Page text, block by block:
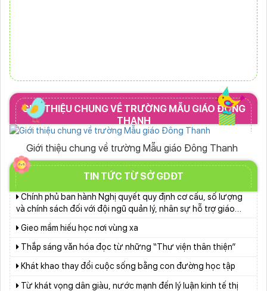
GIỚI THIỆU CHUNG VỀ TRƯỜNG MẪU GIÁO ĐÔNG
THANH
Giới thiệu chung về trường Mẫu giáo Đông Thanh
TIN TỨC TỪ SỞ GDĐT
Ban Văn hóa - Xã hội HĐND tỉnh Lâm Đồng khảo sát thực
hiện chính sách giáo dục hòa nhập
cách từ gia đình
Nino
Chính phủ ban hành Nghị quyết quy định cơ cấu, số lượng
dục khi sắp xếp cơ sở giáo dục công lập
Gieo mầm hiếu học nơi vùng xa
Thắp sáng văn hóa đọc từ những “Thư viện thân thiện”
Khát khao thay đổi cuộc sống bằng con đường học tập
trường định hướng XHCN trong kỷ nguyên mới - Bài 2: Khơi
thông nguồn lực, vững bước tiến vào kỷ nguyên mới (tiếp